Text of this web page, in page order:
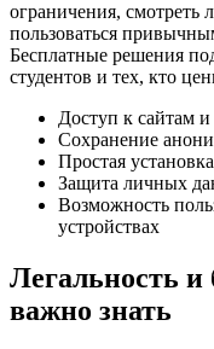
ограничения,
пользоваться
Бесплатные решения
студентов и тех, кто
Доступ к сайтам
Сохранение
Простая
Защита личных
Возможность
устройствах
Легальность и
важно знать